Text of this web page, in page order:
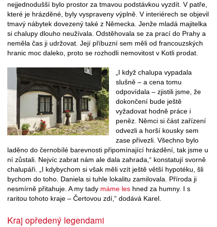
nejjednodušší bylo prostor za tmavou podstávkou vyzdít. V patře,
které je hrázděné, byly vyspraveny výplně. V interiérech se objevil
tmavý nábytek dovezený také z Německa. Jenže mladá majitelka
si chalupy dlouho neužívala. Odstěhovala se za prací do Prahy a
neměla čas ji udržovat. Její příbuzní sem měli od francouzských
hranic moc daleko, proto se rozhodli nemovitost v Kotli prodat.
„I když chalupa vypadala
slušně – a cena tomu
odpovídala – zjistili jsme, že
dokončení bude ještě
vyžadovat hodně práce i
peněz. Němci si část zařízení
odvezli a horší kousky sem
zase přivezli. Všechno bylo
laděno do černobílé barevnosti připomínající hrázdění, tak jsme u
ní zůstali. Nejvíc zabrat nám ale dala zahrada,“ konstatují svorně
chalupáři. „I kdybychom si však měli vzít ještě větší hypotéku, šli
bychom do toho. Daniela si tuhle lokalitu zamilovala. Příroda ji
nesmírně přitahuje. A my tady máme les hned za humny. I s
raritou tohoto kraje – Čertovou zdí,“ dodává Karel.
Kraj opředený legendami